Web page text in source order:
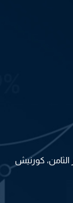
الثامن، كورنيش